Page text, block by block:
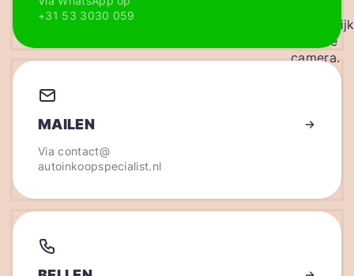
+31 53 3030 059
MAILEN
Viacontact@
autoinkoopspecialist.nl